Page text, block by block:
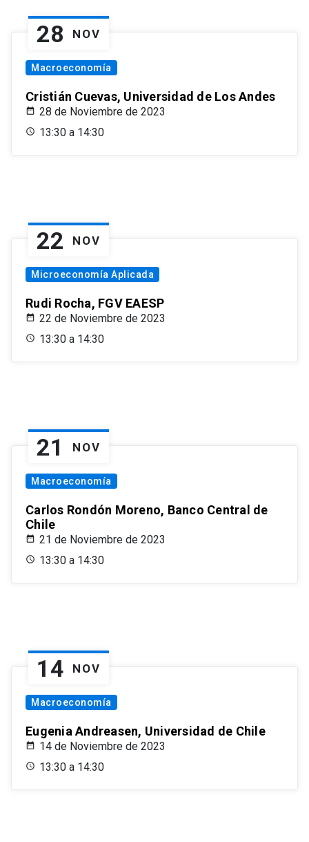
28 NOV
Macroeconomía
Cristián Cuevas, Universidad de Los Andes
28 de Noviembre de 2023
13:30 a 14:30
22 NOV
Microeconomía Aplicada
Rudi Rocha, FGV EAESP
22 de Noviembre de 2023
13:30 a 14:30
21 NOV
Macroeconomía
Carlos Rondón Moreno, Banco Central de
Chile
21 de Noviembre de 2023
13:30 a 14:30
14 NOV
Macroeconomía
Eugenia Andreasen, Universidad de Chile
14 de Noviembre de 2023
13:30 a 14:30